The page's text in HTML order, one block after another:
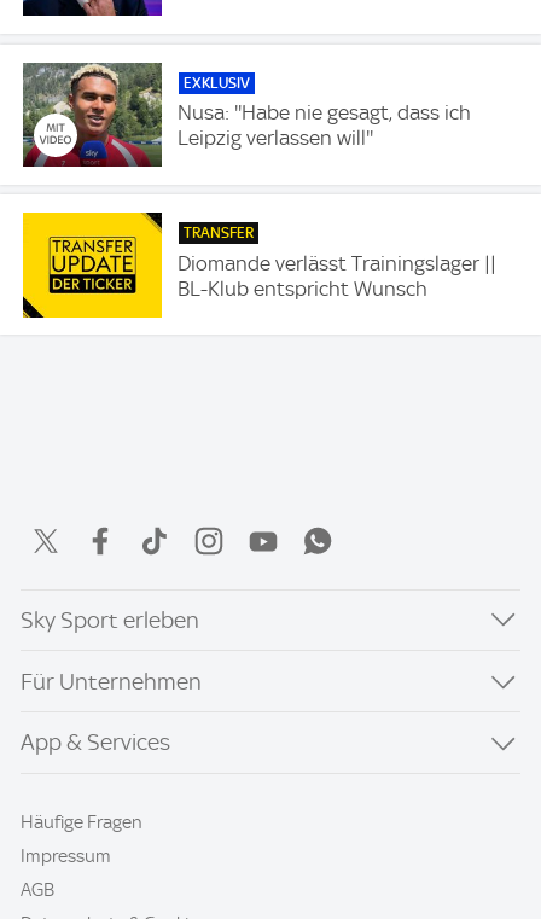
EXKLUSIV
Nusa: ''Habe nie gesagt, dass ich
Leipzig verlassen will''
TRANSFER
Diomande verlässt Trainingslager ||
BL-Klub entspricht Wunsch
Sky Sport erleben
Für Unternehmen
App & Services
Häufige Fragen
Impressum
AGB